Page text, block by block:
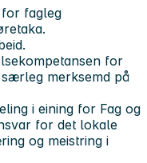
fagleg
for
merksemd på
i eining for Fag og
for det lokale
og meistring i